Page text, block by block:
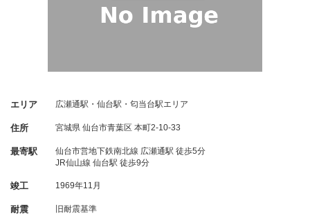
エリア 広瀬通駅・仙台駅・匂当台駅エリア
住所 宮城県 仙台市青葉区 本町2-10-33
最寄駅
仙台市営地下鉄南北線 広瀬通駅 徒歩5分
JR仙山線 仙台駅 徒歩9分
竣工 1969年11月
耐震 旧耐震基準